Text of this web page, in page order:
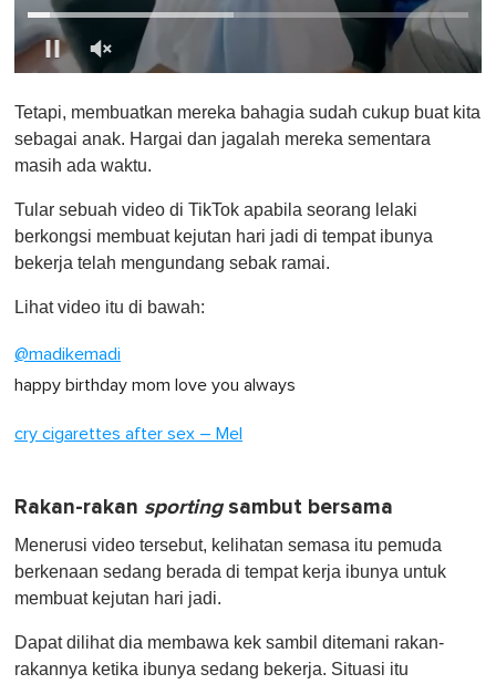
f
1
i
u
e
,
Tetapi, membuatkan mereka bahagia sudah cukup buat kita
sebagai anak. Hargai dan jagalah mereka sementara
masih ada waktu.
Tular sebuah video di TikTok apabila seorang lelaki
berkongsi membuat kejutan hari jadi di tempat ibunya
bekerja telah mengundang sebak ramai.
Lihat video itu di bawah:
@madikemadi
happy birthday mom love you always
cry cigarettes after sex – Mel
Rakan-rakan sportingsambut bersama
Menerusi video tersebut, kelihatan semasa itu pemuda
berkenaan sedang berada di tempat kerja ibunya untuk
membuat kejutan hari jadi.
Dapat dilihat dia membawa kek sambil ditemani rakan-
rakannya ketika ibunya sedang bekerja. Situasi itu